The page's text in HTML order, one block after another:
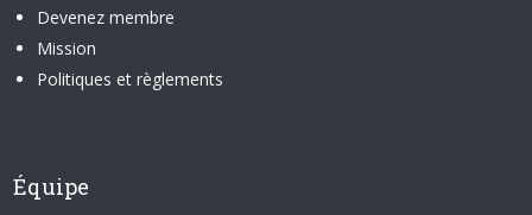
Devenez membre
Mission
Politiques et règlements
Équipe